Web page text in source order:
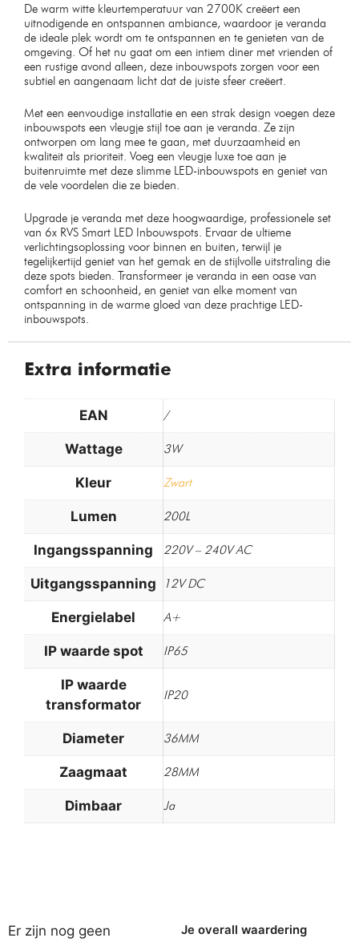
De warm witte kleurtemperatuur van 2700K creëert een
uitnodigende en ontspannen ambiance, waardoor je veranda
de ideale plek wordt om te ontspannen en te genieten van de
omgeving. Of het nu gaat om een intiem diner met vrienden of
een rustige avond alleen, deze inbouwspots zorgen voor een
subtiel en aangenaam licht dat de juiste sfeer creëert.
Met een eenvoudige installatie en een strak design voegen deze
inbouwspots een vleugje stijl toe aan je veranda. Ze zijn
ontworpen om lang mee te gaan, met duurzaamheid en
kwaliteit als prioriteit. Voeg een vleugje luxe toe aan je
buitenruimte met deze slimme LED-inbouwspots en geniet van
de vele voordelen die ze bieden.
Upgrade je veranda met deze hoogwaardige, professionele set
van 6x RVS Smart LED Inbouwspots. Ervaar de ultieme
verlichtingsoplossing voor binnen en buiten, terwijl je
tegelijkertijd geniet van het gemak en de stijlvolle uitstraling die
deze spots bieden. Transformeer je veranda in een oase van
comfort en schoonheid, en geniet van elke moment van
ontspanning in de warme gloed van deze prachtige LED-
inbouwspots.
Extra informatie
EAN /
Wattage 3W
Kleur Zwart
Lumen 200L
Ingangsspanning 220V – 240V AC
Uitgangsspanning 12V DC
Energielabel A+
IP waarde spot IP65
IP waarde
transformator
IP20
Diameter 36MM
Zaagmaat 28MM
Dimbaar Ja
Er zijn nog geen Je overall waardering